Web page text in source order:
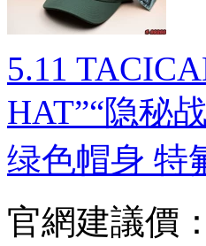
5.11
HAT”“隐秘
绿色帽身 特
官網建議價：